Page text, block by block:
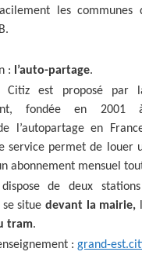
les communes
: l’auto-partage.
Citiz est proposé par
fondée en 2001
l’autopartage en
service permet de louer
abonnement mensuel
dispose de deux
se situe devant la mairie,
tram.
:grand-